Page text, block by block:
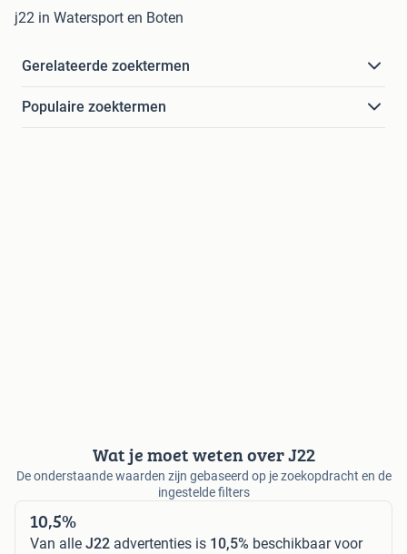
j22 in Watersport en Boten
Gerelateerde zoektermen
Populaire zoektermen
Wat je moet weten over J22
De onderstaande waarden zijn gebaseerd op je zoekopdracht en de
ingestelde filters
10,5%
Van alle J22 advertenties is 10,5% beschikbaar voor